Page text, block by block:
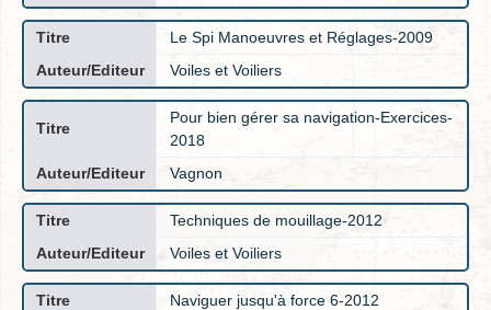
Le Spi Manoeuvres et Réglages-2009
Voiles et Voiliers
Pour bien gérer sa navigation-Exercices-
2018
Vagnon
Techniques de mouillage-2012
Voiles et Voiliers
Naviguer jusqu'à force 6-2012